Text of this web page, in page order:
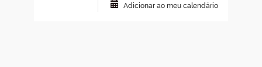
Adicionar ao meu calendário